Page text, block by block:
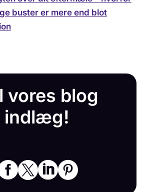
buster er mere end blot
vores blog
indlæg!